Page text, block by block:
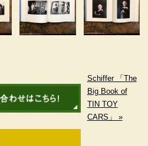
Schiffer 「The
Big Book of
TIN TOY
CARS」 »